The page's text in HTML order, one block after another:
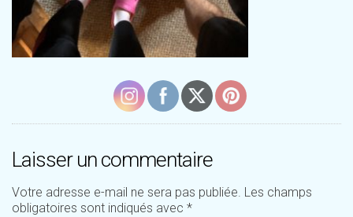
Laisser un commentaire
Votre adresse e-mail ne sera pas publiée. Les champs
obligatoires sont indiqués avec *